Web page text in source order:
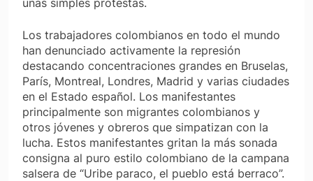
Los trabajadores colombianos en todo el mundo
han denunciado activamente la represión
destacando concentraciones grandes en Bruselas,
París, Montreal, Londres, Madrid y varias ciudades
en el Estado español. Los manifestantes
principalmente son migrantes colombianos y
otros jóvenes y obreros que simpatizan con la
lucha. Estos manifestantes gritan la más sonada
consigna al puro estilo colombiano de la campana
salsera de “Uribe paraco, el pueblo está berraco”.